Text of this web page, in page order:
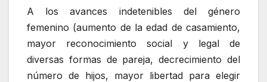
A los avances indetenibles del género
femenino (aumento de la edad de casamiento,
mayor reconocimiento social y legal de
diversas formas de pareja, decrecimiento del
número de hijos, mayor libertad para elegir